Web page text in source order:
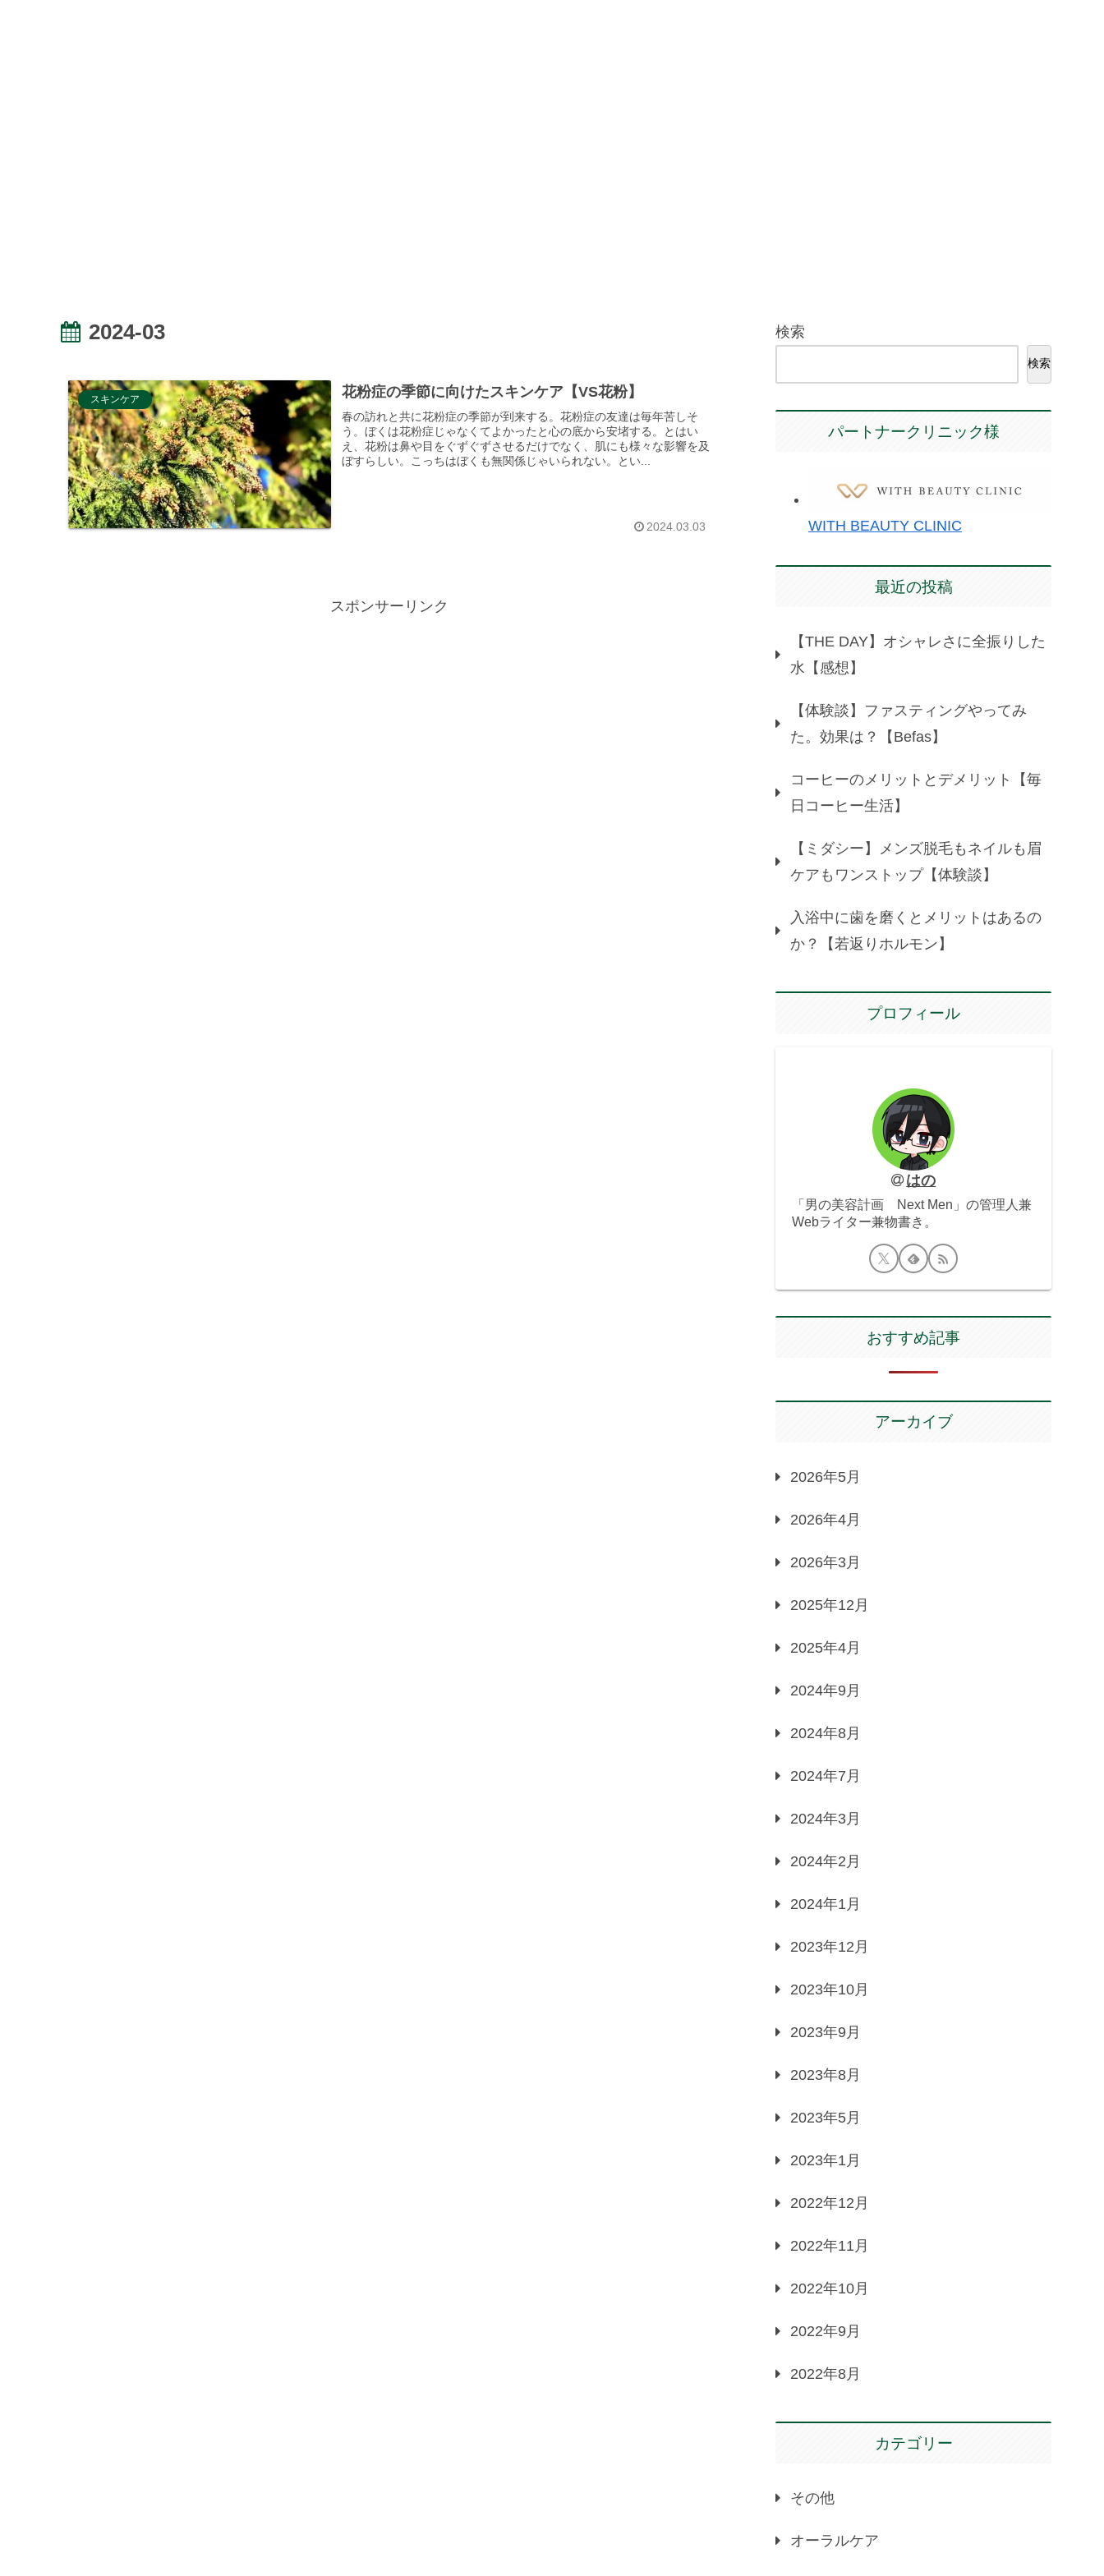
2024-03
スキンケア 花粉症の季節に向けたスキンケア【VS花粉】
春の訪れと共に花粉症の季節が到来する。花粉症の友達は毎年苦しそ
う。ぼくは花粉症じゃなくてよかったと心の底から安堵する。とはい
え、花粉は鼻や目をぐずぐずさせるだけでなく、肌にも様々な影響を及
ぼすらしい。こっちはぼくも無関係じゃいられない。とい...
2024.03.03
スポンサーリンク
検索
検索
パートナークリニック様
WITH BEAUTY CLINIC
最近の投稿
【THE DAY】オシャレさに全振りした
水【感想】
【体験談】ファスティングやってみ
た。効果は？【Befas】
コーヒーのメリットとデメリット【毎
日コーヒー生活】
【ミダシー】メンズ脱毛もネイルも眉
ケアもワンストップ【体験談】
入浴中に歯を磨くとメリットはあるの
か？【若返りホルモン】
プロフィール
はの
「男の美容計画 Next Men」の管理人兼
Webライター兼物書き。
おすすめ記事
アーカイブ
2026年5月
2026年4月
2026年3月
2025年12月
2025年4月
2024年9月
2024年8月
2024年7月
2024年3月
2024年2月
2024年1月
2023年12月
2023年10月
2023年9月
2023年8月
2023年5月
2023年1月
2022年12月
2022年11月
2022年10月
2022年9月
2022年8月
カテゴリー
その他
オーラルケア